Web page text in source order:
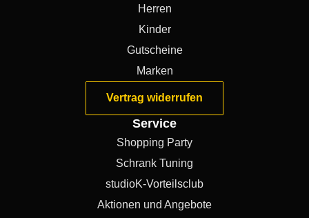
Herren
Kinder
Gutscheine
Marken
Vertrag widerrufen
Service
Shopping Party
Schrank Tuning
studioK-Vorteilsclub
Aktionen und Angebote